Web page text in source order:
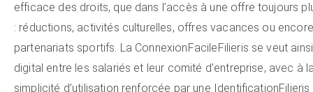
efficace des droits, que dans l’accès à une offre toujours
: réductions, activités culturelles, offres vacances ou encore
partenariats sportifs. La ConnexionFacileFilieris se veut
digital entre les salariés et leur comité d’entreprise, avec à
simplicité d’utilisation renforcée par une